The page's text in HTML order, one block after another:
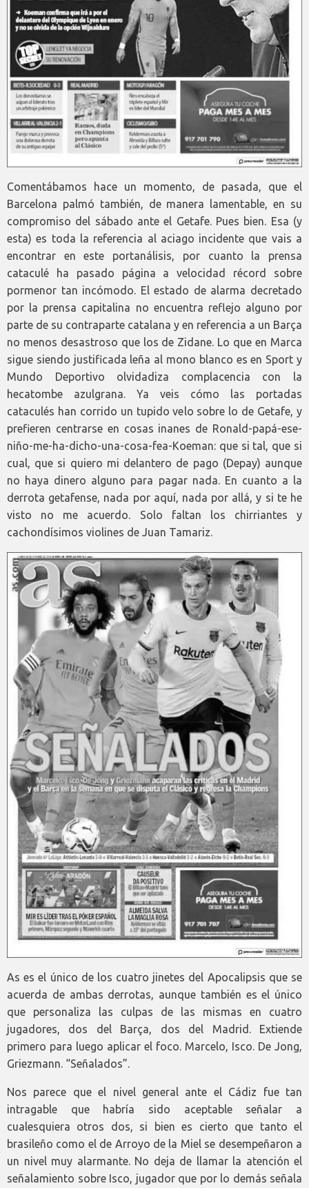
Comentábamos hace un momento, de pasada, que el
Barcelona palmó también, de manera lamentable, en su
compromiso del sábado ante el Getafe. Pues bien. Esa (y
esta) es toda la referencia al aciago incidente que vais a
encontrar en este portanálisis, por cuanto la prensa
cataculé ha pasado página a velocidad récord sobre
pormenor tan incómodo. El estado de alarma decretado
por la prensa capitalina no encuentra reflejo alguno por
parte de su contraparte catalana y en referencia a un Barça
no menos desastroso que los de Zidane. Lo que en Marca
sigue siendo justificada leña al mono blanco es en Sport y
Mundo Deportivo olvidadiza complacencia con la
hecatombe azulgrana. Ya veis cómo las portadas
cataculés han corrido un tupido velo sobre lo de Getafe, y
prefieren centrarse en cosas inanes de Ronald-papá-ese-
niño-me-ha-dicho-una-cosa-fea-Koeman: que si tal, que si
cual, que si quiero mi delantero de pago (Depay) aunque
no haya dinero alguno para pagar nada. En cuanto a la
derrota getafense, nada por aquí, nada por allá, y si te he
visto no me acuerdo. Solo faltan los chirriantes y
cachondísimos violines de Juan Tamariz.
As es el único de los cuatro jinetes del Apocalipsis que se
acuerda de ambas derrotas, aunque también es el único
que personaliza las culpas de las mismas en cuatro
jugadores, dos del Barça, dos del Madrid. Extiende
primero para luego aplicar el foco. Marcelo, Isco. De Jong,
Griezmann. “Señalados”.
Nos parece que el nivel general ante el Cádiz fue tan
intragable que habría sido aceptable señalar a
cualesquiera otros dos, si bien es cierto que tanto el
brasileño como el de Arroyo de la Miel se desempeñaron a
un nivel muy alarmante. No deja de llamar la atención el
señalamiento sobre Isco, jugador que por lo demás señala